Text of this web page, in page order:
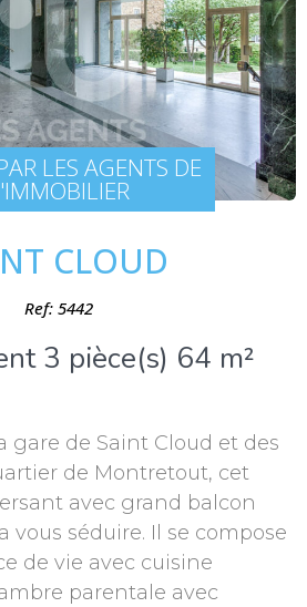
LES AGENTS DE
CLOUD
Ref: 5442
3 pièce(s) 64 m²
gare de Saint Cloud et des
de Montretout, cet
avec grand balcon
vous séduire. Il se compose
de vie avec cuisine
parentale avec